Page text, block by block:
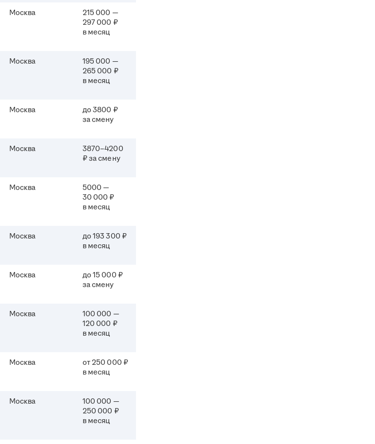
Москва
215 000 —
297 000 ₽
в месяц
Москва
195 000 —
265 000 ₽
в месяц
Москва
до 3800 ₽
за смену
Москва
3870–4200
₽ за смену
Москва
5000 —
30 000 ₽
в месяц
Москва
до 193 300 ₽
в месяц
Москва
до 15 000 ₽
за смену
Москва
100 000 —
120 000 ₽
в месяц
Москва
от 250 000 ₽
в месяц
Москва
100 000 —
250 000 ₽
в месяц